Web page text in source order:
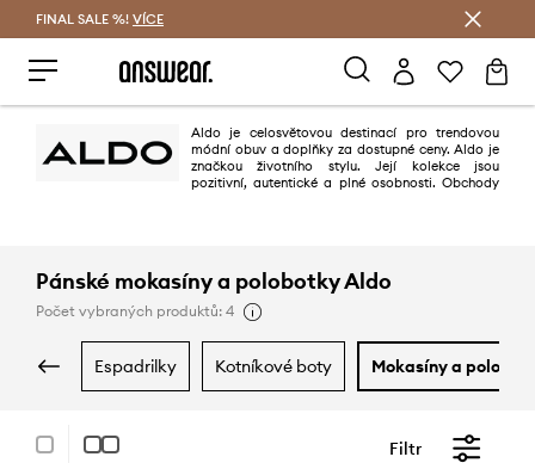
FINAL SALE %! VÍCE
Aldo je celosvětovou destinací pro trendovou
módní obuv a doplňky za dostupné ceny. Aldo je
značkou životního stylu. Její kolekce jsou
pozitivní, autentické a plné osobnosti. Obchody
Pánské mokasíny a polobotky Aldo
Počet vybraných produktů: 4
espadrilky kotníkové boty mokasíny a
Filtr